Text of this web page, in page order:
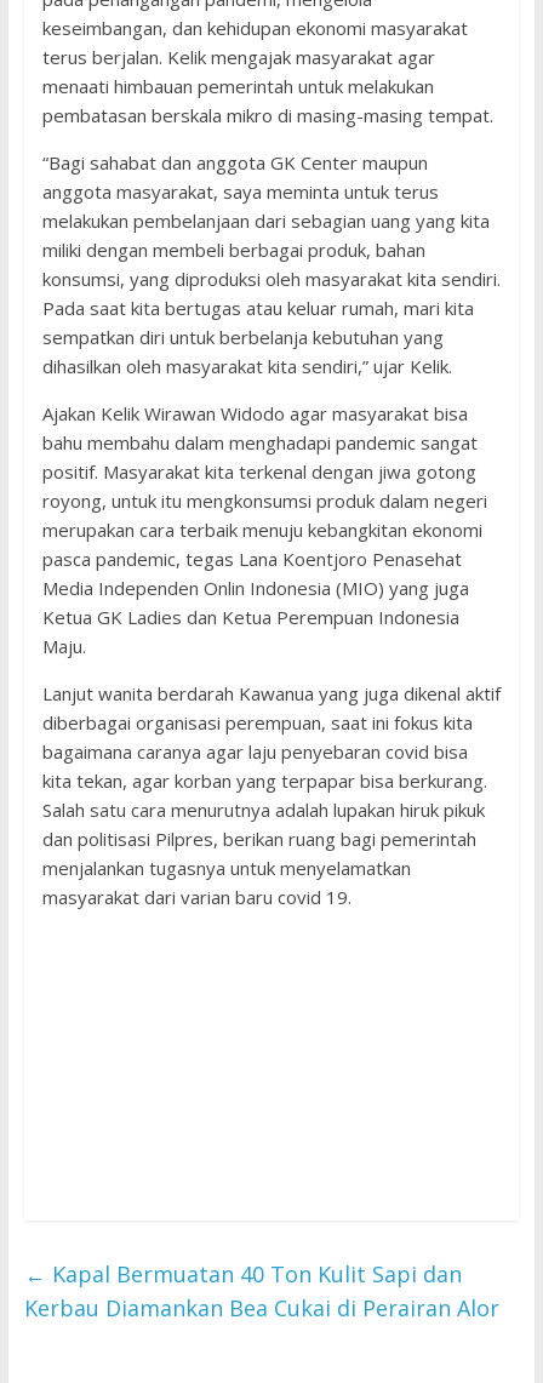
keseimbangan, dan kehidupan ekonomi masyarakat
terus berjalan. Kelik mengajak masyarakat agar
menaati himbauan pemerintah untuk melakukan
pembatasan berskala mikro di masing-masing tempat.
“Bagi sahabat dan anggota GK Center maupun
anggota masyarakat, saya meminta untuk terus
melakukan pembelanjaan dari sebagian uang yang kita
miliki dengan membeli berbagai produk, bahan
konsumsi, yang diproduksi oleh masyarakat kita sendiri.
Pada saat kita bertugas atau keluar rumah, mari kita
sempatkan diri untuk berbelanja kebutuhan yang
dihasilkan oleh masyarakat kita sendiri,” ujar Kelik.
Ajakan Kelik Wirawan Widodo agar masyarakat bisa
bahu membahu dalam menghadapi pandemic sangat
positif. Masyarakat kita terkenal dengan jiwa gotong
royong, untuk itu mengkonsumsi produk dalam negeri
merupakan cara terbaik menuju kebangkitan ekonomi
pasca pandemic, tegas Lana Koentjoro Penasehat
Media Independen Onlin Indonesia (MIO) yang juga
Ketua GK Ladies dan Ketua Perempuan Indonesia
Maju.
Lanjut wanita berdarah Kawanua yang juga dikenal aktif
diberbagai organisasi perempuan, saat ini fokus kita
bagaimana caranya agar laju penyebaran covid bisa
kita tekan, agar korban yang terpapar bisa berkurang.
Salah satu cara menurutnya adalah lupakan hiruk pikuk
dan politisasi Pilpres, berikan ruang bagi pemerintah
menjalankan tugasnya untuk menyelamatkan
masyarakat dari varian baru covid 19.
← Kapal Bermuatan 40 Ton Kulit Sapi dan
Kerbau Diamankan Bea Cukai di Perairan Alor